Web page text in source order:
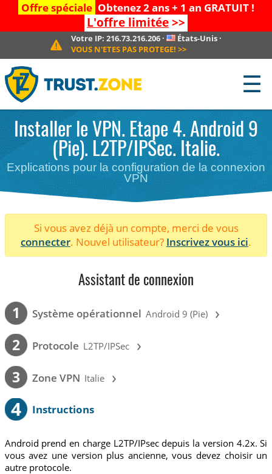
Offre spéciale Obtenez 2 ans + 1 an GRATUIT !
L'offre limitée>>
Votre IP: 216.73.216.206· États-Unis ·
VOUS N'ETES PAS PROTEGE! >>
☰
Installer le VPN. Etape 4. Android 9
(Pie). L2TP/IPSec. Italie.
Explications pour la configuration de la connexion
VPN
Si vous avez déjà un compte, merci de vous
connecter. Nouvel utilisateur? Inscrivez vous ici.
Assistant de connexion
1 Système opérationnel Android 9 (Pie) ›
2 Protocole L2TP/IPSec ›
3 Zone VPN Italie ›
4 Instructions
Android prend en charge L2TP/IPsec depuis la version 4.2x. Si
vous avez une version plus ancienne, vous devez choisir un
autre protocole.